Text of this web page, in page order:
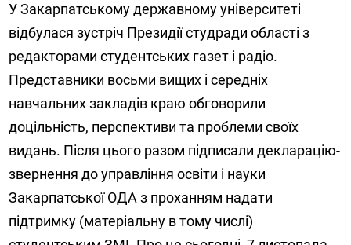
У Закарпатському державному університеті
відбулася зустріч Президії студради області з
редакторами студентських газет і радіо.
Представники восьми вищих і середніх
навчальних закладів краю обговорили
доцільність, перспективи та проблеми своїх
видань. Після цього разом підписали декларацію-
звернення до управління освіти і науки
Закарпатської ОДА з проханням надати
підтримку (матеріальну в тому числі)